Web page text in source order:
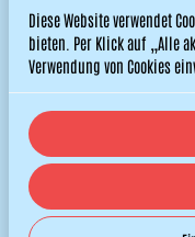
© 2026 Titos
|
Impressum
AGB
Diese Website verwendet
bieten. Per Klick auf „Alle
Verwendung von Cookies